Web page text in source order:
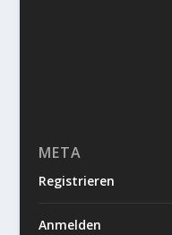
META
Registrieren
Anmelden